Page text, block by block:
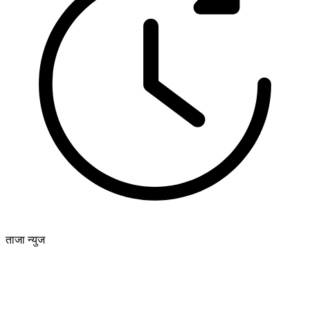
ताजा न्युज